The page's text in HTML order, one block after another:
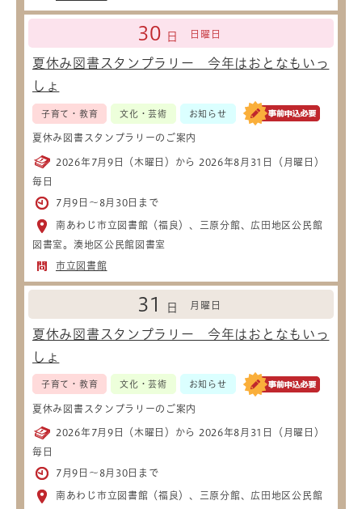
30 日 日曜日
夏休み図書スタンプラリー 今年はおとなもいっ
しょ
子育て・教育 文化・芸術 お知らせ
夏休み図書スタンプラリーのご案内
2026年7月9日（木曜日）から 2026年8月31日（月曜日）
毎日
7月9日～8月30日まで
南あわじ市立図書館（福良）、三原分館、広田地区公民館
図書室。湊地区公民館図書室
市立図書館
31 日 月曜日
夏休み図書スタンプラリー 今年はおとなもいっ
しょ
子育て・教育 文化・芸術 お知らせ
夏休み図書スタンプラリーのご案内
2026年7月9日（木曜日）から 2026年8月31日（月曜日）
毎日
7月9日～8月30日まで
南あわじ市立図書館（福良）、三原分館、広田地区公民館